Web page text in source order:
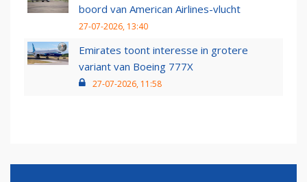
boord van American Airlines-vlucht
27-07-2026, 13:40
Emirates toont interesse in grotere
variant van Boeing 777X
27-07-2026, 11:58